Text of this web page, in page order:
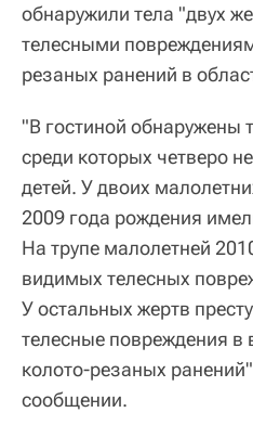
обнаружили тела "двух
телесными
резаных ранений в
"В гостиной обнаружены
среди которых четверо
детей. У двоих
2009 года рождения
На трупе малолетней
видимых телесных
У остальных жертв
телесные повреждения в
колото-резаных
сообщении.